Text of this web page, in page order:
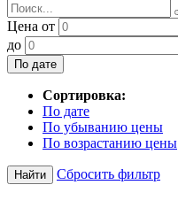
Цена от
до
По дате
Сортировка:
По дате
По убыванию цены
По возрастанию цены
Найти Сбросить фильтр